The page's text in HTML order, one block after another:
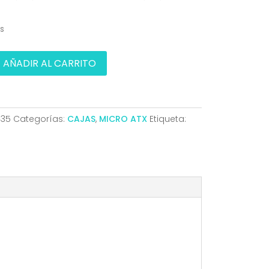
AÑADIR AL CARRITO
Categorías: CAJAS, MICRO ATX Etiqueta: